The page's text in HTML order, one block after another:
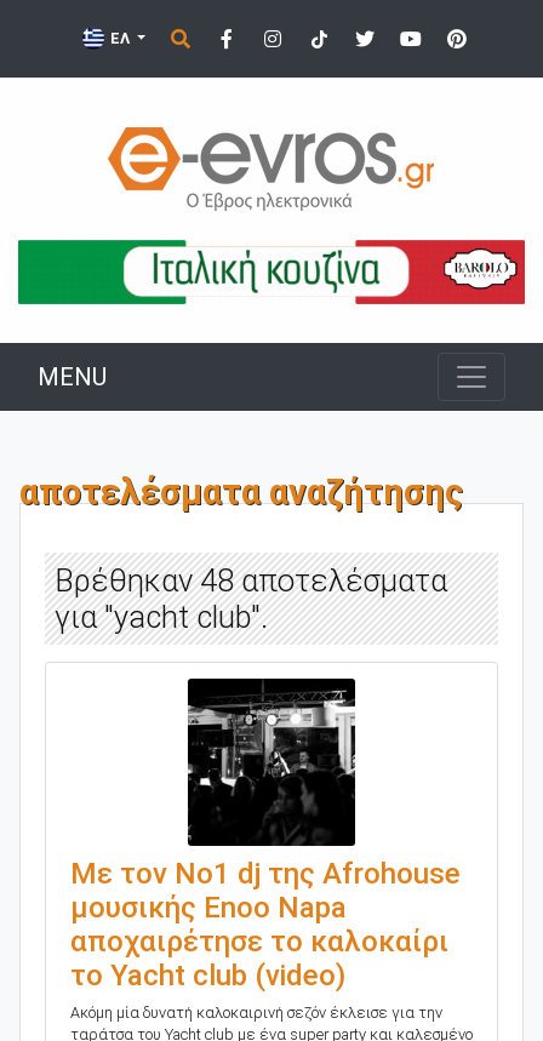
ΕΛ
MENU
αποτελέσματα αναζήτησης
Βρέθηκαν 48 αποτελέσματα
για "yacht club".
Με τον Νο1 dj της Afrohouse
μουσικής Enoo Napa
αποχαιρέτησε το καλοκαίρι
το Yacht club (video)
Ακόμη μία δυνατή καλοκαιρινή σεζόν έκλεισε για την
ταράτσα του Yacht club με ένα super party και καλεσμένο